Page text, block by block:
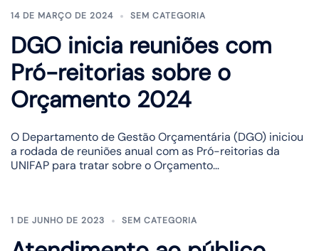
14 DE MARÇO DE 2024 SEM CATEGORIA
DGO inicia reuniões com
Pró-reitorias sobre o
Orçamento 2024
O Departamento de Gestão Orçamentária (DGO) iniciou
a rodada de reuniões anual com as Pró-reitorias da
UNIFAP para tratar sobre o Orçamento…
1 DE JUNHO DE 2023 SEM CATEGORIA